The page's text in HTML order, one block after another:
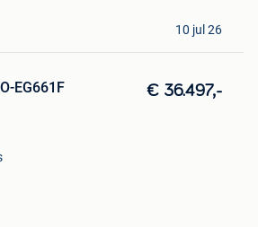
10 jul 26
EG661F € 36.497,-